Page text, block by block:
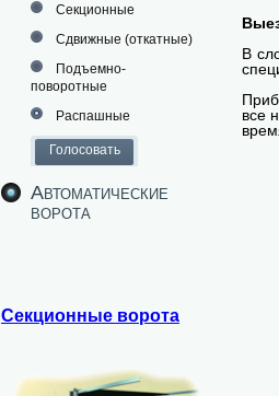
Секционные
Сдвижные (откатные)
Подъемно-
поворотные
Распашные
Автоматические
ворота
Секционные ворота
В
все